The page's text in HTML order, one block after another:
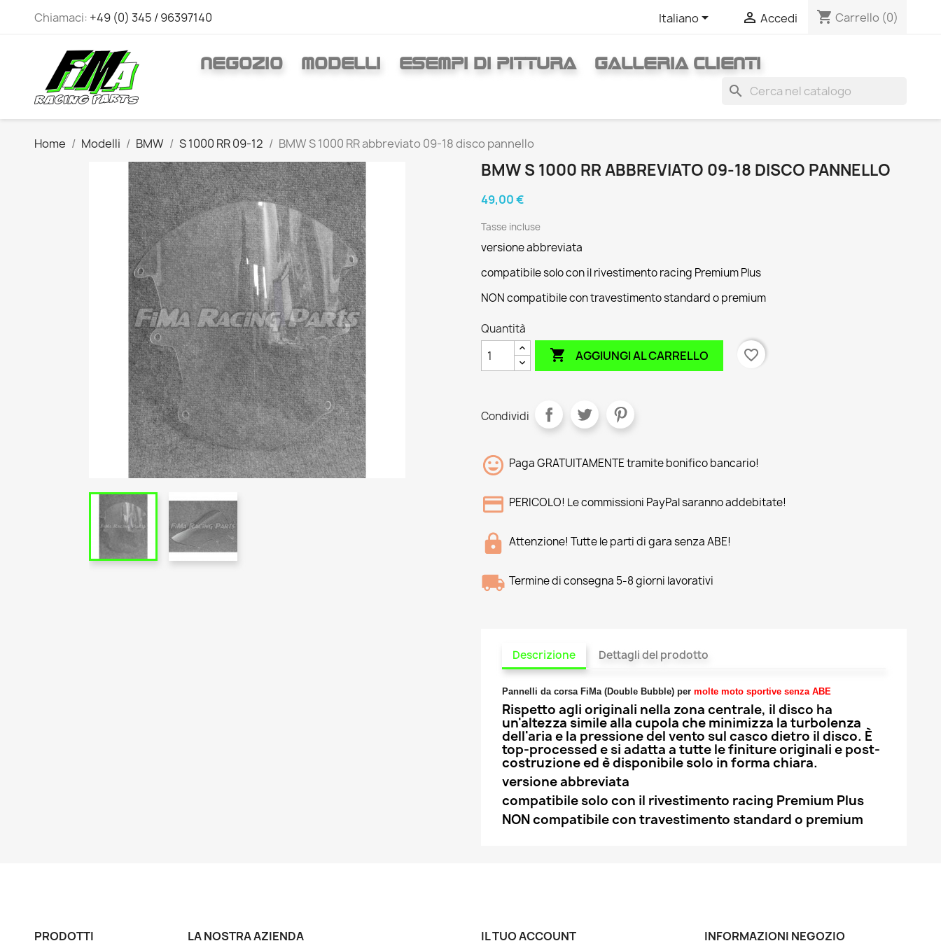
Chiamaci: +49 (0) 345 / 96397140 Italiano  Accedi shopping_cart Carrello (0)
NEGOZIO MODELLI ESEMPI DI PITTURA
GALLERIA CLIENTI
search
Home Modelli BMW S 1000 RR 09-12 BMW S 1000 RR abbreviato 09-18 disco pannello
BMW S 1000 RR ABBREVIATO 09-18 DISCO PANNELLO
49,00 €
Tasse incluse
versione abbreviata
compatibile solo con il rivestimento racing Premium Plus
NON compatibile con travestimento standard o premium
Quantità
 AGGIUNGI AL CARRELLO favorite_border
Condividi
Paga GRATUITAMENTE tramite bonifico bancario!
PERICOLO! Le commissioni PayPal saranno addebitate!
Attenzione! Tutte le parti di gara senza ABE!
Termine di consegna 5-8 giorni lavorativi
Descrizione Dettagli del prodotto
Pannelli da corsa FiMa (Double Bubble) permolte moto sportive senza ABE
Rispetto agli originali nella zona centrale, il disco ha
un'altezza simile alla cupola che minimizza la turbolenza
dell'aria e la pressione del vento sul casco dietro il disco. È
top-processed e si adatta a tutte le finiture originali e post-
costruzione ed è disponibile solo in forma chiara.
versione abbreviata
compatibile solo con il rivestimento racing Premium Plus
NON compatibile con travestimento standard o premium
PRODOTTI LA NOSTRA AZIENDA IL TUO ACCOUNT INFORMAZIONI NEGOZIO